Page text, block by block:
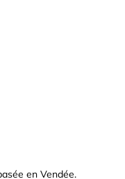
en Vendée.